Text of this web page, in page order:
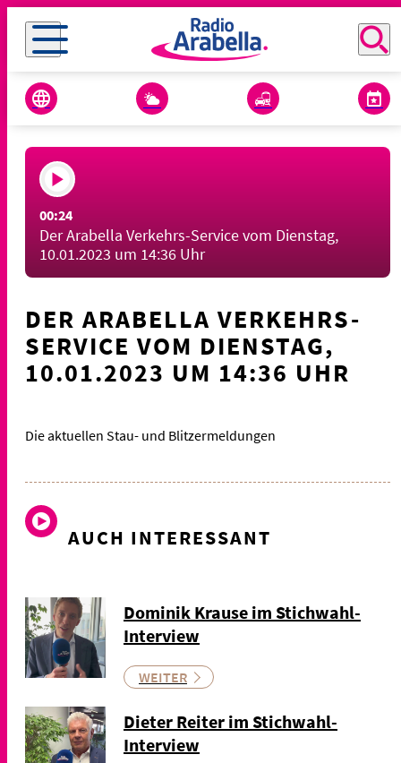
00:24
Der Arabella Verkehrs-Service vom Dienstag,
10.01.2023 um 14:36 Uhr
DER ARABELLA VERKEHRS-
SERVICE VOM DIENSTAG,
10.01.2023 UM 14:36 UHR
Die aktuellen Stau- und Blitzermeldungen
AUCH INTERESSANT
Dominik Krause im Stichwahl-
Interview
WEITER
Dieter Reiter im Stichwahl-
Interview